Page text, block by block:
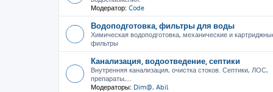
Модератор: Code
Водоподготовка, фильтры для воды
Химическая водоподготовка, механические и
фильтры
Канализация, водоотведение, септики
Внутренняя канализация, очистка стоков. Септики, ЛОС,
препараты,...
Модераторы: Dim@, Abil